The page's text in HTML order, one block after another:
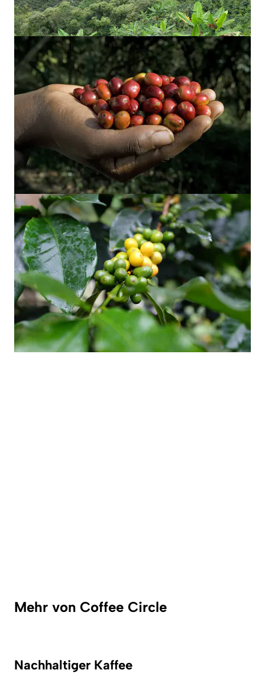
Mehr von Coffee Circle
Nachhaltiger Kaffee